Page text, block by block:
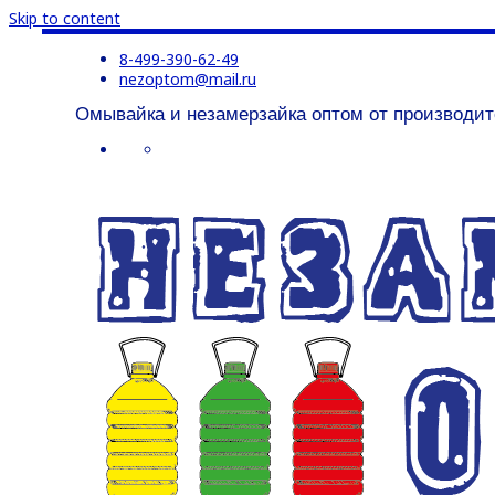
Skip to content
8-499-390-62-49
nezoptom@mail.ru
Омывайка и незамерзайка оптом от